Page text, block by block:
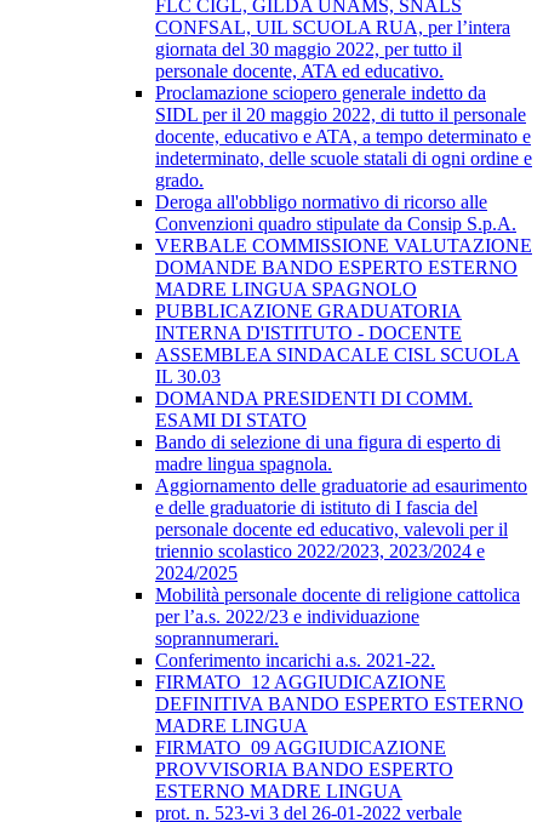
FLC CIGL, GILDA UNAMS, SNALS
CONFSAL, UIL SCUOLA RUA, per l’intera
giornata del 30 maggio 2022, per tutto il
personale docente, ATA ed educativo.
Proclamazione sciopero generale indetto da
SIDL per il 20 maggio 2022, di tutto il personale
docente, educativo e ATA, a tempo determinato e
indeterminato, delle scuole statali di ogni ordine e
grado.
Deroga all'obbligo normativo di ricorso alle
Convenzioni quadro stipulate da Consip S.p.A.
VERBALE COMMISSIONE VALUTAZIONE
DOMANDE BANDO ESPERTO ESTERNO
MADRE LINGUA SPAGNOLO
PUBBLICAZIONE GRADUATORIA
INTERNA D'ISTITUTO - DOCENTE
ASSEMBLEA SINDACALE CISL SCUOLA
IL 30.03
DOMANDA PRESIDENTI DI COMM.
ESAMI DI STATO
Bando di selezione di una figura di esperto di
madre lingua spagnola.
Aggiornamento delle graduatorie ad esaurimento
e delle graduatorie di istituto di I fascia del
personale docente ed educativo, valevoli per il
triennio scolastico 2022/2023, 2023/2024 e
2024/2025
Mobilità personale docente di religione cattolica
per l’a.s. 2022/23 e individuazione
soprannumerari.
Conferimento incarichi a.s. 2021-22.
FIRMATO_12 AGGIUDICAZIONE
DEFINITIVA BANDO ESPERTO ESTERNO
MADRE LINGUA
FIRMATO_09 AGGIUDICAZIONE
PROVVISORIA BANDO ESPERTO
ESTERNO MADRE LINGUA
prot. n. 523-vi 3 del 26-01-2022 verbale